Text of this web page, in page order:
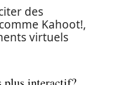
des
Kahoot!,
virtuels